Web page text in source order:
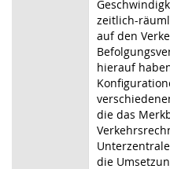
zeitlich-
auf den
hierauf
die das
die